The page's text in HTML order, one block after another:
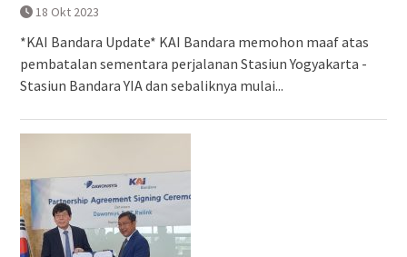
18 Okt 2023
*KAI Bandara Update* KAI Bandara memohon maaf atas
pembatalan sementara perjalanan Stasiun Yogyakarta -
Stasiun Bandara YIA dan sebaliknya mulai...